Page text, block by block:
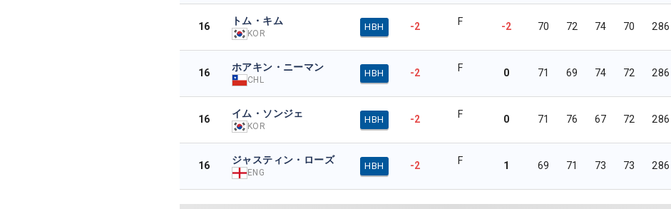
16 トム・キム
KOR
HBH -2 F -2 70 72 74 70 286
16 ホアキン・ニーマン
CHL
HBH -2 F 0 71 69 74 72 286
16 イム・ソンジェ
KOR
HBH -2 F 0 71 76 67 72 286
16 ジャスティン・ローズ
ENG
HBH -2 F 1 69 71 73 73 286